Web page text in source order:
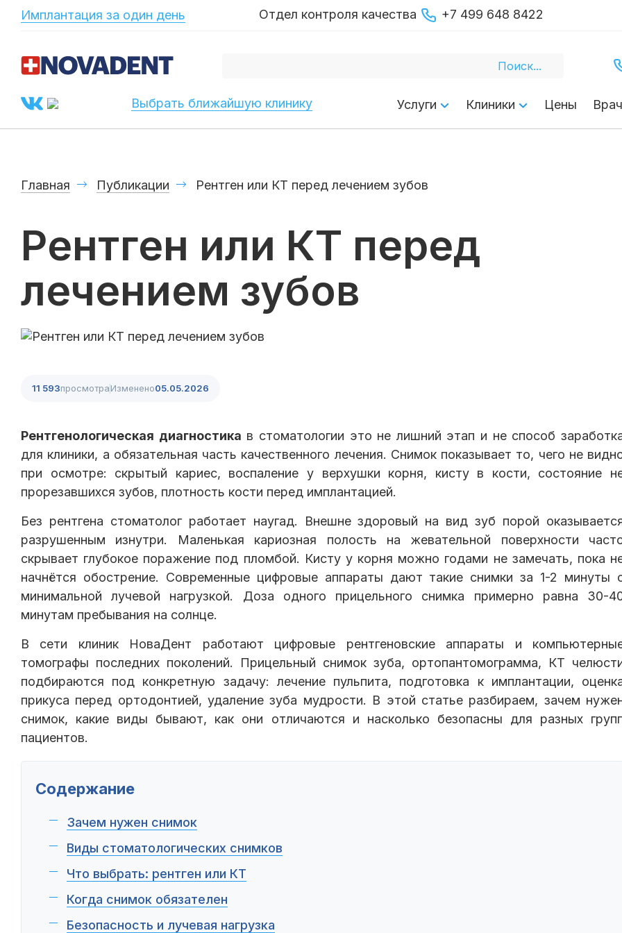
Имплантация за один день Отдел контроля качества +7 499 648 8422
Выбрать ближайшую клинику Услуги Клиники Цены
Главная Публикации Рентген или КТ перед лечением зубов
Рентген или КТ перед
лечением зубов
11 593просмотраИзменено05.05.2026
Рентгенологическая диагностика в стоматологии это не лишний этап и не способ
для клиники, а обязательная часть качественного лечения. Снимок показывает то, чего не
при осмотре: скрытый кариес, воспаление у верхушки корня, кисту в кости, состояние
прорезавшихся зубов, плотность кости перед имплантацией.
Без рентгена стоматолог работает наугад. Внешне здоровый на вид зуб порой
разрушенным изнутри. Маленькая кариозная полость на жевательной поверхности
скрывает глубокое поражение под пломбой. Кисту у корня можно годами не замечать, пока
начнётся обострение. Современные цифровые аппараты дают такие снимки за 1-2 минуты
минимальной лучевой нагрузкой. Доза одного прицельного снимка примерно равна 30-
минутам пребывания на солнце.
В сети клиник НоваДент работают цифровые рентгеновские аппараты и
томографы последних поколений. Прицельный снимок зуба, ортопантомограмма, КТ
подбираются под конкретную задачу: лечение пульпита, подготовка к имплантации,
прикуса перед ортодонтией, удаление зуба мудрости. В этой статье разбираем, зачем
снимок, какие виды бывают, как они отличаются и насколько безопасны для разных
пациентов.
Содержание
Зачем нужен снимок
Виды стоматологических снимков
Что выбрать: рентген или КТ
Когда снимок обязателен
Безопасность и лучевая нагрузка